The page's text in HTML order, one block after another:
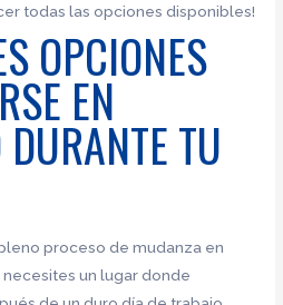
todas las opciones disponibles!
OPCIONES
EN
TU
proceso de mudanza en
un lugar donde